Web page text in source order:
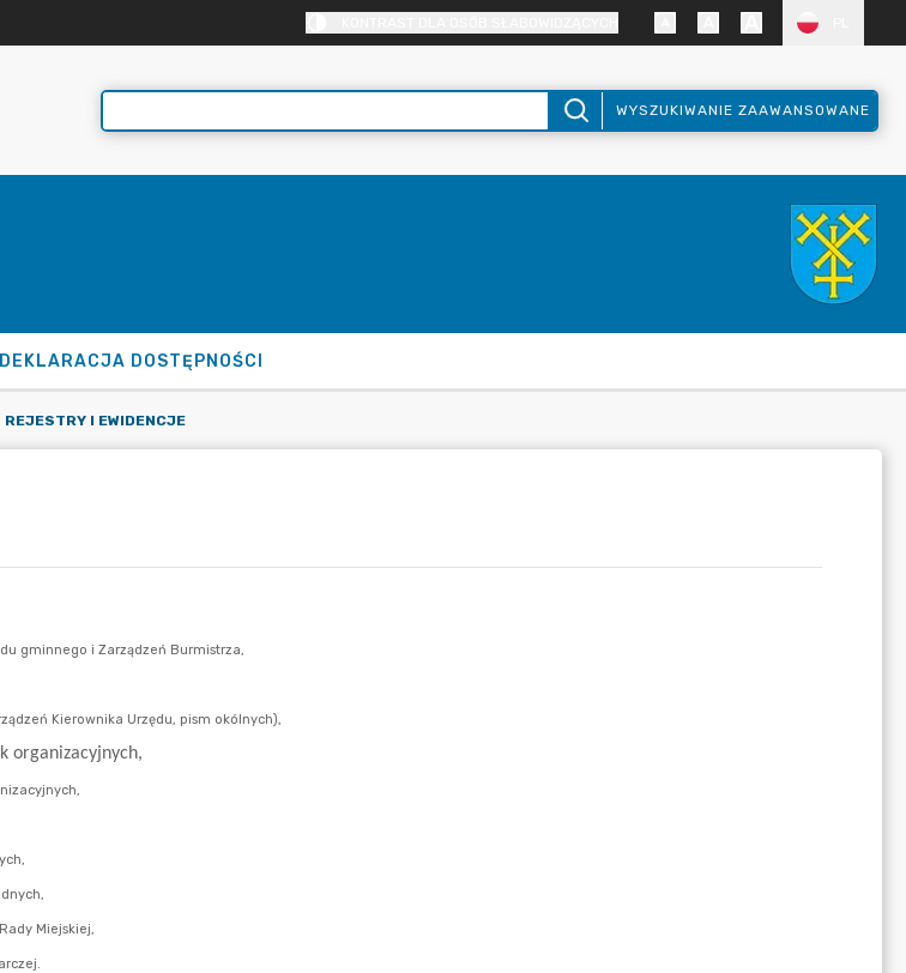
WYSZUKIWANIE ZAAWANSOWANE
DEKLARACJA DOSTĘPNOŚCI
REJESTRY I EWIDENCJE